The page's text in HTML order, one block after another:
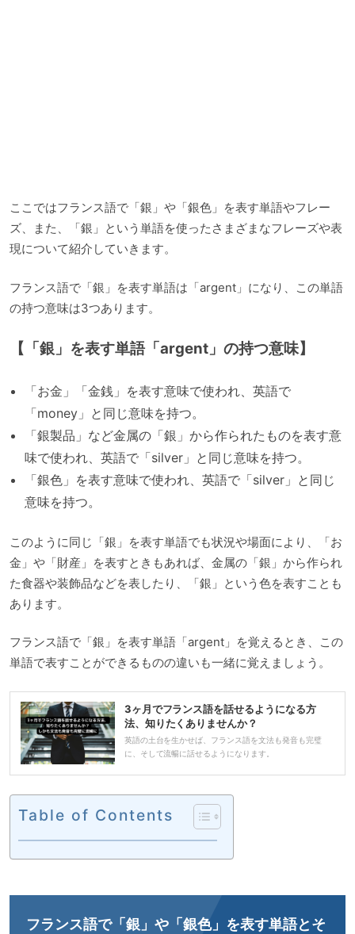
ここではフランス語で「銀」や「銀色」を表す単語やフレー
ズ、また、「銀」という単語を使ったさまざまなフレーズや表
現について紹介していきます。
フランス語で「銀」を表す単語は「argent」になり、この単語
の持つ意味は3つあります。
【「銀」を表す単語「argent」の持つ意味】
「お金」「金銭」を表す意味で使われ、英語で
「money」と同じ意味を持つ。
「銀製品」など金属の「銀」から作られたものを表す意
味で使われ、英語で「silver」と同じ意味を持つ。
「銀色」を表す意味で使われ、英語で「silver」と同じ
意味を持つ。
このように同じ「銀」を表す単語でも状況や場面により、「お
金」や「財産」を表すときもあれば、金属の「銀」から作られ
た食器や装飾品などを表したり、「銀」という色を表すことも
あります。
フランス語で「銀」を表す単語「argent」を覚えるとき、この
単語で表すことができるものの違いも一緒に覚えましょう。
3ヶ月でフランス語を話せるようになる方
法、知りたくありませんか？
英語の土台を生かせば、フランス語を文法も発音も完璧
に、そして流暢に話せるようになります。
Table of Contents
フランス語で「銀」や「銀色」を表す単語とそ